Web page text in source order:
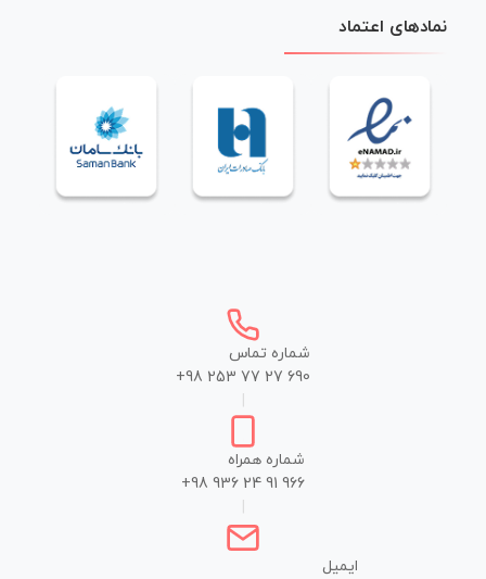
نمادهای اعتماد
شماره تماس
+98 253 77 27 690
شماره همراه
+98 936 24 91 966
ایمیل